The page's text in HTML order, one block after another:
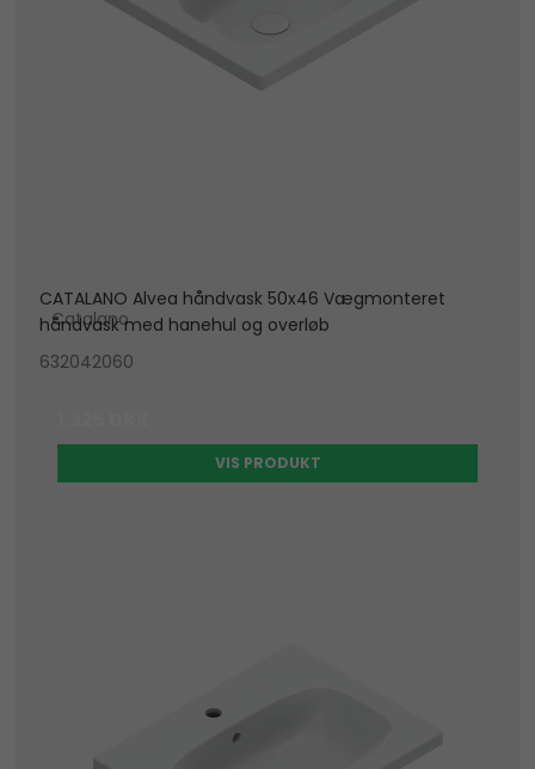
CATALANO Alvea håndvask 50x46 Vægmonteret
håndvask med hanehul og overløb
Catalano
632042060
VIS PRODUKT